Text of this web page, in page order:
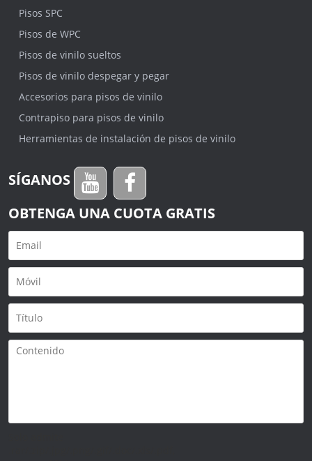
Pisos SPC
Pisos de WPC
Pisos de vinilo sueltos
Pisos de vinilo despegar y pegar
Accesorios para pisos de vinilo
Contrapiso para pisos de vinilo
Herramientas de instalación de pisos de vinilo
SÍGANOS
OBTENGA UNA CUOTA GRATIS